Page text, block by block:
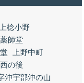
棯小野
師堂
上野中町
の後
沖宇部沖の山